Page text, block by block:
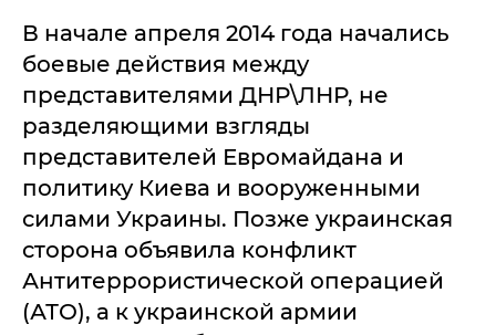
В начале апреля 2014 года начались
боевые действия между
представителями ДНР\ЛНР, не
разделяющими взгляды
представителей Евромайдана и
политику Киева и вооруженными
силами Украины. Позже украинская
сторона объявила конфликт
Антитеррористической операцией
(АТО), а к украинской армии